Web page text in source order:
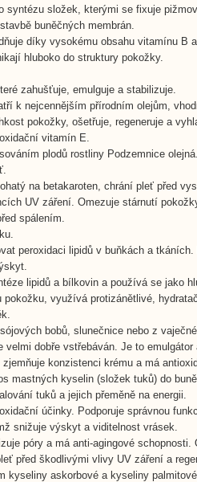
syntézu složek, kterými se fixuje
buněčných membrán.
díky vysokému obsahu vitamínu B
hluboko do struktury pokožky.
zahušťuje, emulguje a stabilizuje.
k nejcennějším přírodním olejům,
pokožky, ošetřuje, regeneruje a
vitamín E.
plodů rostliny Podzemnice
na betakaroten, chrání pleť před
UV záření. Omezuje stárnutí
spálením.
peroxidaci lipidů v buňkách a tkáních.
lipidů a bílkovin a používá se jako
využívá protizánětlivé,
bobů, slunečnice nebo z
dobře vstřebáván. Je to
konzistenci krému a má
mastných kyselin (složek tuků) do
tuků a jejich přeměně na energii.
účinky. Podporuje správnou
snižuje výskyt a viditelnost vrásek.
póry a má anti-agingové schopnosti.
před škodlivými vlivy UV záření a
kyseliny askorbové a kyseliny